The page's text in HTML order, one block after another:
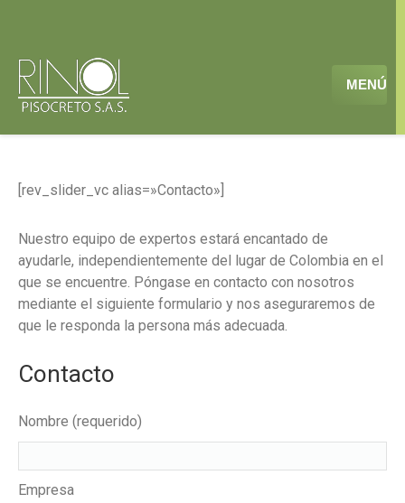
MENÚ
[rev_slider_vc alias=»Contacto»]
Nuestro equipo de expertos estará encantado de
ayudarle, independientemente del lugar de Colombia en el
que se encuentre. Póngase en contacto con nosotros
mediante el siguiente formulario y nos aseguraremos de
que le responda la persona más adecuada.
Contacto
Nombre (requerido)
Empresa